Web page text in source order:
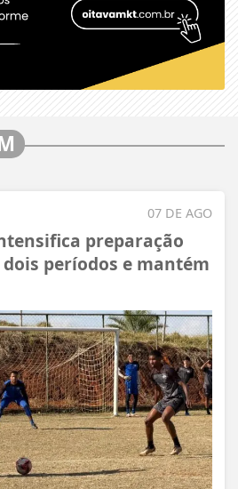
07 DE AGO
preparação
períodos e mantém